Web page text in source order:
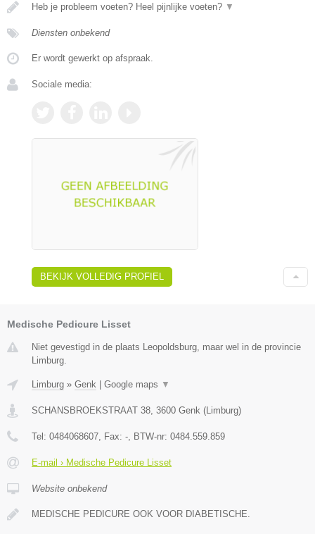
Heb je probleem voeten? Heel pijnlijke voeten? ▼
Diensten onbekend
Er wordt gewerkt op afspraak.
Sociale media:
BEKIJK VOLLEDIG PROFIEL
Medische Pedicure Lisset
Niet gevestigd in de plaats Leopoldsburg, maar wel in de provincie
Limburg.
Limburg » Genk Google maps ▼
SCHANSBROEKSTRAAT 38, 3600 Genk (Limburg)
Tel: 0484068607, Fax: -, BTW-nr: 0484.559.859
E-mail › Medische Pedicure Lisset
Website onbekend
MEDISCHE PEDICURE OOK VOOR DIABETISCHE.